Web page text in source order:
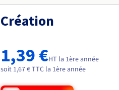
Création
1,39 €HT la 1ère année
soit 1,67 € TTC la 1ère année